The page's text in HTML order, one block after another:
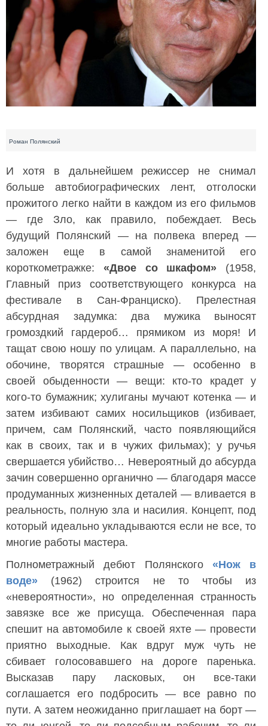
Роман Полянский
И хотя в дальнейшем режиссер не снимал
больше автобиографических лент, отголоски
прожитого легко найти в каждом из его фильмов
— где Зло, как правило, побеждает. Весь
будущий Полянский — на полвека вперед —
заложен еще в самой знаменитой его
короткометражке: «Двое со шкафом» (1958,
Главный приз соответствующего конкурса на
фестивале в Сан-Франциско). Прелестная
абсурдная задумка: два мужика выносят
громоздкий гардероб… прямиком из моря! И
тащат свою ношу по улицам. А параллельно, на
обочине, творятся страшные — особенно в
своей обыденности — вещи: кто-то крадет у
кого-то бумажник; хулиганы мучают котенка — и
затем избивают самих носильщиков (избивает,
причем, сам Полянский, часто появляющийся
как в своих, так и в чужих фильмах); у ручья
свершается убийство… Невероятный до абсурда
зачин совершенно органично — благодаря массе
продуманных жизненных деталей — вливается в
реальность, полную зла и насилия. Концепт, под
который идеально укладываются если не все, то
многие работы мастера.
Полнометражный дебют Полянского «Нож в
воде» (1962) строится не то чтобы из
«невероятности», но определенная странность
завязке все же присуща. Обеспеченная пара
спешит на автомобиле к своей яхте — провести
приятно выходные. Как вдруг муж чуть не
сбивает голосовавшего на дороге паренька.
Высказав пару ласковых, он все-таки
соглашается его подбросить — все равно по
пути. А затем неожиданно приглашает на борт —